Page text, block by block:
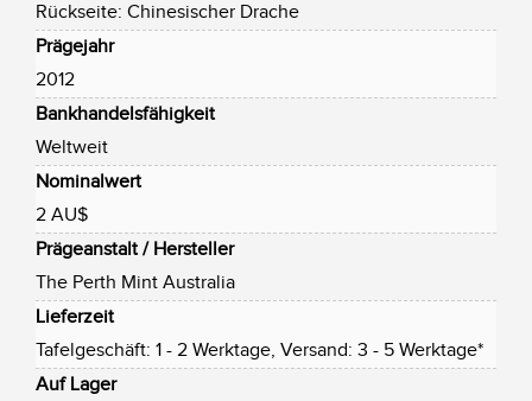
Rückseite: Chinesischer Drache
Prägejahr
2012
Bankhandelsfähigkeit
Weltweit
Nominalwert
2 AU$
Prägeanstalt / Hersteller
The Perth Mint Australia
Lieferzeit
Tafelgeschäft: 1 - 2 Werktage, Versand: 3 - 5 Werktage*
Auf Lager